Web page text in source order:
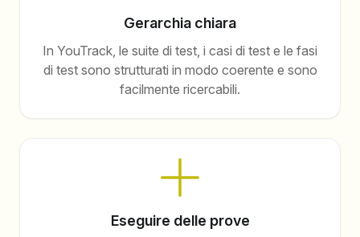
Gerarchia chiara
In YouTrack, le suite di test, i casi di test e le fasi
di test sono strutturati in modo coerente e sono
facilmente ricercabili.
Eseguire delle prove